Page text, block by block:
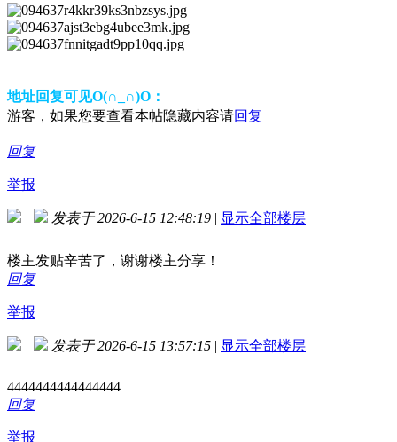
地址回复可见O(∩_∩)O：
游客，如果您要查看本帖隐藏内容请回复
回复
举报
发表于 2026-6-15 12:48:19 | 显示全部楼层
楼主发贴辛苦了，谢谢楼主分享！
回复
举报
发表于 2026-6-15 13:57:15 | 显示全部楼层
4444444444444444
回复
举报